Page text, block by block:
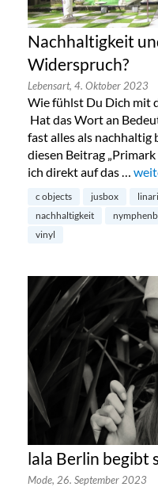
Nachhaltigkeit
Widerspruch?
Lebensart, 4. Oktober 2023
Wie fühlst Du Dich mit
Hat das Wort an
fast alles als nachhaltig
diesen Beitrag
ich direkt auf das …
c objects jusbox linari
nachhaltigkeit
vinyl
lala Berlin begibt
Mode, 26. September 2023